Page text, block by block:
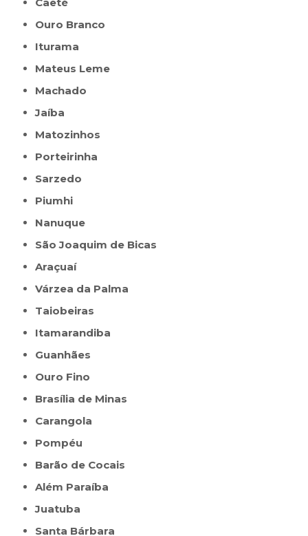
Caeté
Ouro Branco
Iturama
Mateus Leme
Machado
Jaíba
Matozinhos
Porteirinha
Sarzedo
Piumhi
Nanuque
São Joaquim de Bicas
Araçuaí
Várzea da Palma
Taiobeiras
Itamarandiba
Guanhães
Ouro Fino
Brasília de Minas
Carangola
Pompéu
Barão de Cocais
Além Paraíba
Juatuba
Santa Bárbara